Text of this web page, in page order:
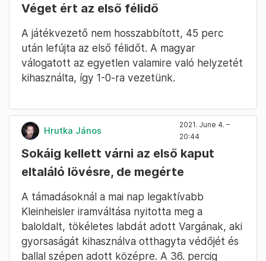
Véget ért az első félidő
A játékvezető nem hosszabbított, 45 perc
után lefújta az első félidőt. A magyar
válogatott az egyetlen valamire való helyzetét
kihasználta, így 1-0-ra vezetünk.
Hrutka János
2021. June 4. –
20:44
Sokáig kellett várni az első kaput
eltaláló lövésre, de megérte
A támadásoknál a mai nap legaktívabb
Kleinheisler iramváltása nyitotta meg a
baloldalt, tökéletes labdát adott Vargának, aki
gyorsaságát kihasználva otthagyta védőjét és
ballal szépen adott középre. A 36. percig